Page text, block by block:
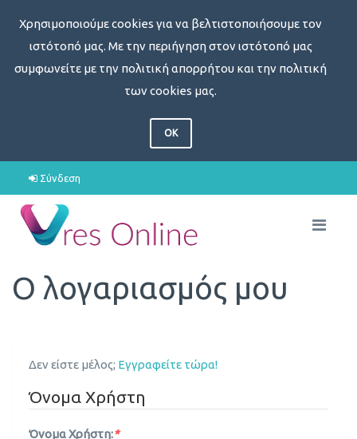
Χρησιμοποιούμε cookies για να βελτιστοποιήσουμε τον
ιστότοπό μας. Με την περιήγηση στον ιστότοπό μας
συμφωνείτε με την πολιτική απορρήτου και την πολιτική
των cookies μας.
OK
Σύνδεση
Ο λογαριασμός μου
Δεν είστε μέλος; Εγγραφείτε τώρα!
Όνομα Χρήστη
Όνομα Χρήστη:*